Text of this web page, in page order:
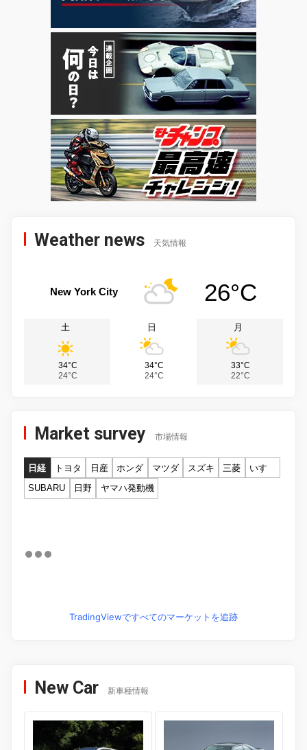
Weather news 天気情報
New York City 26°C
土
34°C
24°C
日
34°C
24°C
月
33°C
22°C
Market survey 市場情報
日経 トヨタ 日産 ホンダ マツダ スズキ 三菱
いすゞ
SUBARU
日野 ヤマハ発動機
TradingViewですべてのマーケットを追跡
New Car 新車種情報